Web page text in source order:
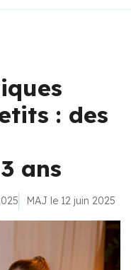
: des
ans
MAJ le 12 juin 2025